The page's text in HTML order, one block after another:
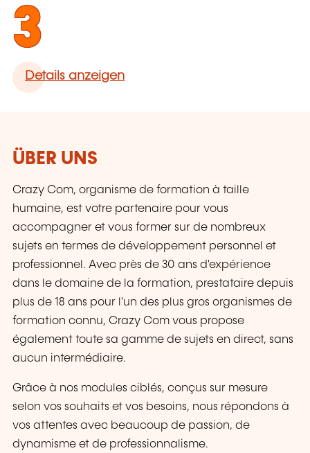
3
Details anzeigen
ÜBER UNS
Crazy Com, organisme de formation à taille
humaine, est votre partenaire pour vous
accompagner et vous former sur de nombreux
sujets en termes de développement personnel et
professionnel. Avec près de 30 ans d'expérience
dans le domaine de la formation, prestataire depuis
plus de 18 ans pour l'un des plus gros organismes de
formation connu, Crazy Com vous propose
également toute sa gamme de sujets en direct, sans
aucun intermédiaire.
Grâce à nos modules ciblés, conçus sur mesure
selon vos souhaits et vos besoins, nous répondons à
vos attentes avec beaucoup de passion, de
dynamisme et de professionnalisme.